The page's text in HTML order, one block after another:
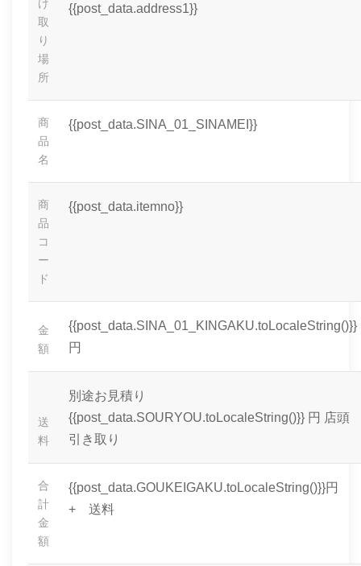
け
取
り
場
所
{{post_data.address1}}
商
品
名
{{post_data.SINA_01_SINAMEI}}
商
品
コ
ー
ド
{{post_data.itemno}}
金
額
{{post_data.SINA_01_KINGAKU.toLocaleString()}}
円
送
料
別途お見積り
{{post_data.SOURYOU.toLocaleString()}} 円 店頭
引き取り
合
計
金
額
{{post_data.GOUKEIGAKU.toLocaleString()}}円
+ 送料